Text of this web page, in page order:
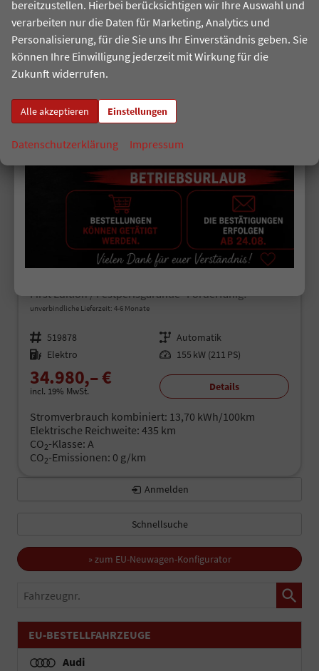
2
ab 219,– € mtl.
First Edition / Festperisgarantie* Förderfähig!
unverbindliche Lieferzeit: 4-6 Monate
Fahrzeugnr. 519878 Getriebe Automatik
Kraftstoff Elektro Leistung 155 kW (211 PS)
34.980,– €
incl. 19% MwSt. Details
Stromverbrauch kombiniert: 13,70 kWh/100km
Elektrische Reichweite: 435 km
CO2-Klasse: A
CO2-Emissionen: 0 g/km
Anmelden
Schnellsuche
» zum EU-Neuwagen-Konfigurator
Fahrzeugnr.
EU-BESTELLFAHRZEUGE
Audi
bereitzustellen. Hierbei berücksichtigen wir Ihre Auswahl und
verarbeiten nur die Daten für Marketing, Analytics und
Personalisierung, für die Sie uns Ihr Einverständnis geben. Sie
können Ihre Einwilligung jederzeit mit Wirkung für die
Zukunft widerrufen.
Alle akzeptieren Einstellungen
Datenschutzerklärung Impressum